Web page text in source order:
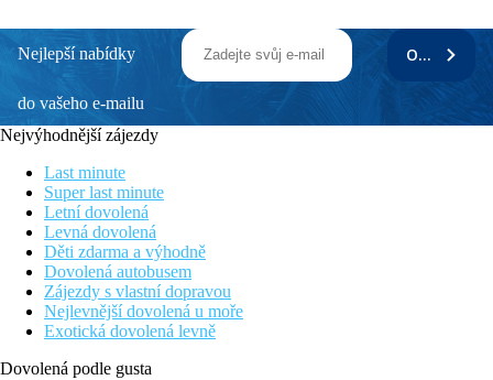
Nejlepší nabídky
do vašeho e-mailu
ODEBÍRAT
Nejvýhodnější zájezdy
Last minute
Super last minute
Letní dovolená
Levná dovolená
Děti zdarma a výhodně
Dovolená autobusem
Zájezdy s vlastní dopravou
Nejlevnější dovolená u moře
Exotická dovolená levně
Dovolená podle gusta